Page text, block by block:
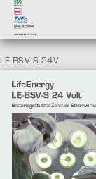
LE-BSV-S 24V